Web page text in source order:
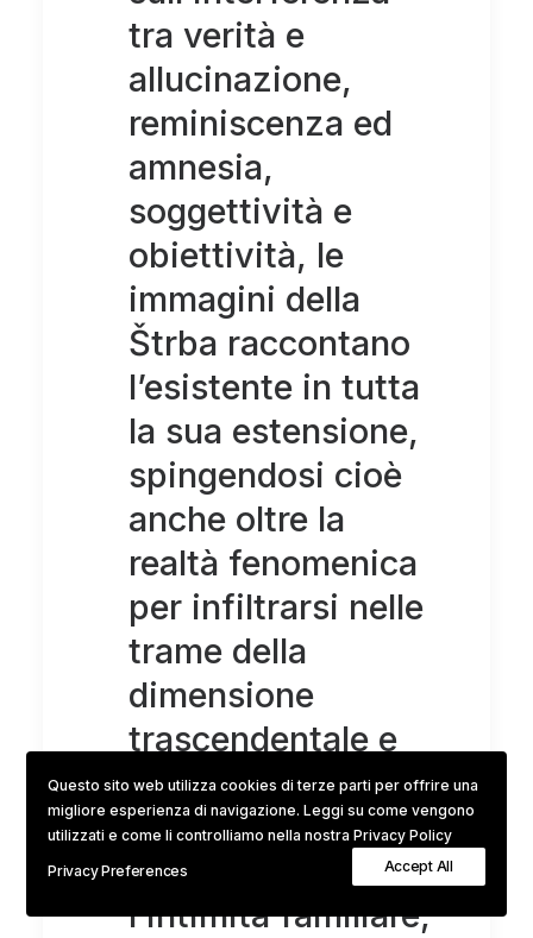
tra verità e
allucinazione,
reminiscenza ed
amnesia,
soggettività e
obiettività, le
immagini della
Štrba raccontano
l’esistente in tutta
la sua estensione,
spingendosi cioè
anche oltre la
realtà fenomenica
per infiltrarsi nelle
trame della
dimensione
trascendentale e
della spiritualità. I
temi principali -
quali ad esempio
l’intimità familiare,
Questo sito web utilizza cookies di terze parti per offrire una
migliore esperienza di navigazione. Leggi su come vengono
utilizzati e come li controlliamo nella nostra Privacy Policy
Privacy Preferences
Accept All